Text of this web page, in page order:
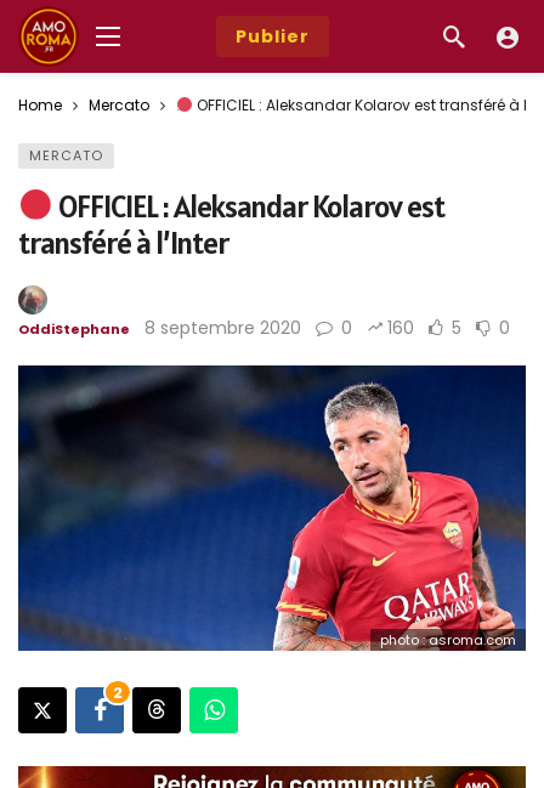
Publier
Home Mercato OFFICIEL : Aleksandar Kolarov est transféré à
MERCATO
OFFICIEL : Aleksandar Kolarov est
transféré à l’Inter
OddiStephane 8 septembre 2020 0 160 5 0
photo : asroma.com
2